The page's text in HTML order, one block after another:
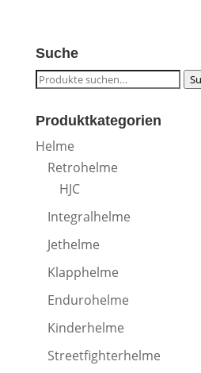
Suche
Suche
Produktkategorien
Helme
Retrohelme
HJC
Integralhelme
Jethelme
Klapphelme
Endurohelme
Kinderhelme
Streetfighterhelme